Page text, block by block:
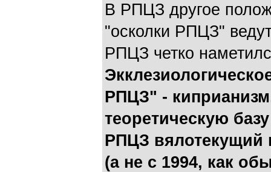
В РПЦЗ другое
"осколки РПЦЗ"
РПЦЗ четко
РПЦЗ" -
теоретическую
РПЦЗ вялотекущий
(а не с 1994, как